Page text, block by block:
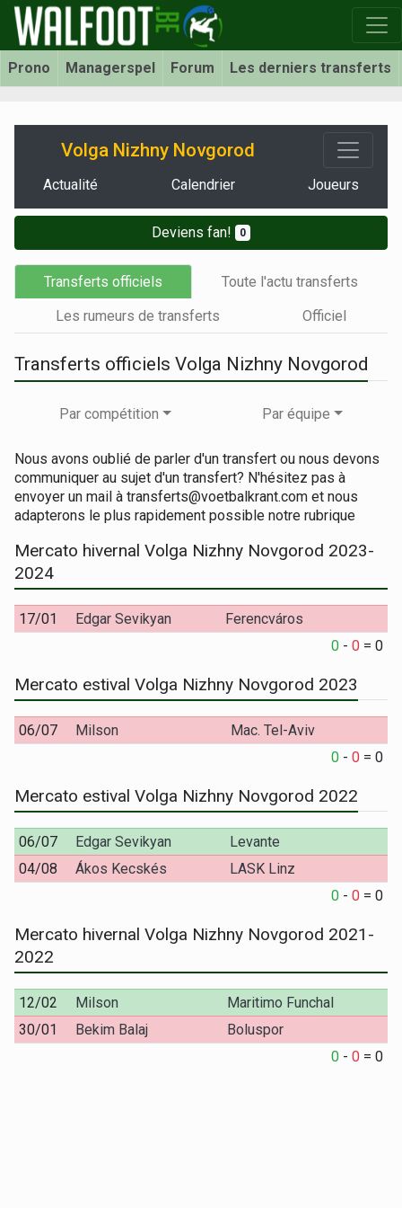
Prono Managerspel Forum Les derniers transferts
Volga Nizhny Novgorod
Actualité Calendrier Joueurs
Deviens fan! 0
Transferts officiels
Toute l'actu transferts
Les rumeurs de transferts
Officiel
Transferts officiels Volga Nizhny Novgorod
Par compétition Par équipe
Nous avons oublié de parler d'un transfert ou nous devons
communiquer au sujet d'un transfert? N'hésitez pas à
envoyer un mail à transferts@voetbalkrant.com et nous
adapterons le plus rapidement possible notre rubrique
Mercato hivernal Volga Nizhny Novgorod 2023-
2024
17/01 Edgar Sevikyan
Ferencváros
0 -0 =0
Mercato estival Volga Nizhny Novgorod 2023
06/07 Milson
Mac. Tel-Aviv
0 -0 =0
Mercato estival Volga Nizhny Novgorod 2022
06/07 Edgar Sevikyan
Levante
04/08
Ákos Kecskés
LASK Linz
0 -0 =0
Mercato hivernal Volga Nizhny Novgorod 2021-
2022
12/02 Milson
Maritimo Funchal
30/01
Bekim Balaj
Boluspor
0 -0 =0